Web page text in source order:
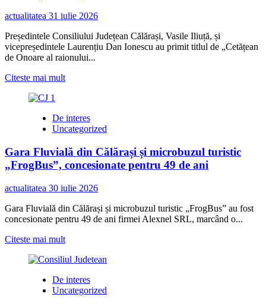
actualitatea 31 iulie 2026
Președintele Consiliului Județean Călărași, Vasile Iliuță, și
vicepreședintele Laurențiu Dan Ionescu au primit titlul de „Cetățean
de Onoare al raionului...
Citeste mai multRead
peste
Prut:
Iliuță
și
Laurențiu
Dan
Ionescu,
numiți
Cetățeni
Onoare
raionului
din
Republica
De interes
Uncategorized
Gara Fluvială din Călărași și microbuzul turistic
„FrogBus”, concesionate pentru 49 de ani
actualitatea 30 iulie 2026
Gara Fluvială din Călărași și microbuzul turistic „FrogBus” au fost
concesionate pentru 49 de ani firmei Alexnel SRL, marcând o...
Citeste mai multRead
about
Fluvială
din
De interes
Uncategorized